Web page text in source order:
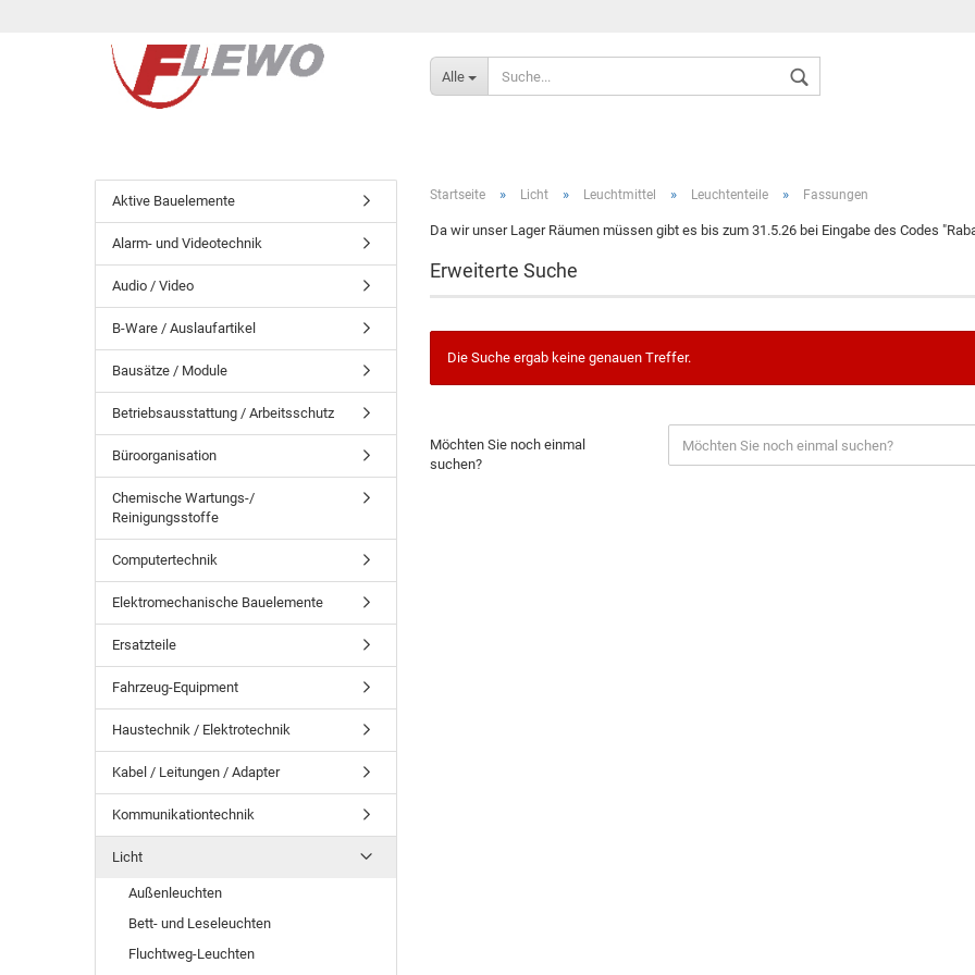
Alle
Startseite » Licht » Leuchtmittel » Leuchtenteile » Fassungen
Da wir unser Lager Räumen müssen gibt es bis zum 31.5.26 bei Eingabe des Codes
Erweiterte Suche
Die Suche ergab keine genauen Treffer.
Möchten Sie noch einmal
suchen?
Aktive Bauelemente
Alarm- und Videotechnik
Audio / Video
B-Ware / Auslaufartikel
Bausätze / Module
Betriebsausstattung / Arbeitsschutz
Büroorganisation
Chemische Wartungs-/
Reinigungsstoffe
Computertechnik
Elektromechanische Bauelemente
Ersatzteile
Fahrzeug-Equipment
Haustechnik / Elektrotechnik
Kabel / Leitungen / Adapter
Kommunikationtechnik
Licht
Außenleuchten
Bett- und Leseleuchten
Fluchtweg-Leuchten